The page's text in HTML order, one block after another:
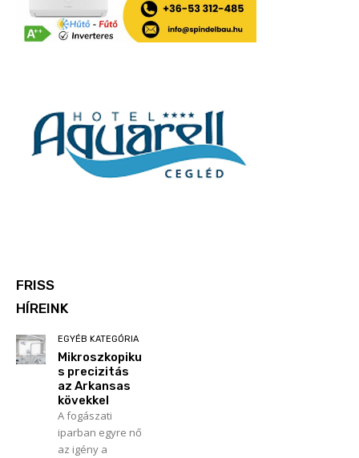
FRISS
HÍREINK
EGYÉB KATEGÓRIA
Mikroszkopiku
s precizitás
az Arkansas
kövekkel
A fogászati
iparban egyre nő
az igény a